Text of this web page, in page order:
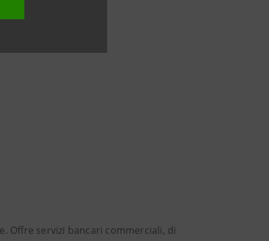
Offre servizi bancari commerciali, di